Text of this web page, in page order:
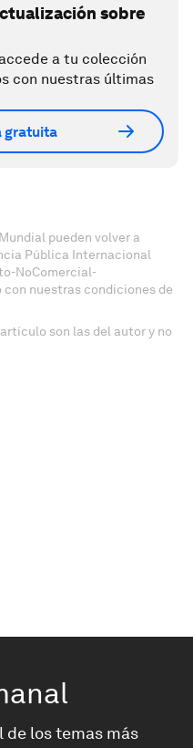
sobre
a tu colección
con nuestras últimas
gratuita
pueden volver a
Pública Internacional
NoComercial-
con nuestras condiciones de
son las del autor y no
de los temas más